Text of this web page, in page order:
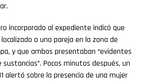
incorporado al expediente indicó que
a una pareja en la zona de
y que ambos presentaban “evidentes
Pocos minutos después, un
alertó sobre la presencia de una mujer